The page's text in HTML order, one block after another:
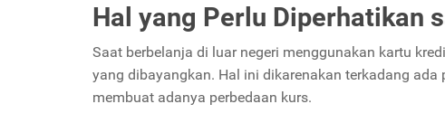
Hal yang Perlu Diperhatikan
Saat berbelanja di luar negeri menggunakan kartu
yang dibayangkan. Hal ini dikarenakan terkadang
membuat adanya perbedaan kurs.